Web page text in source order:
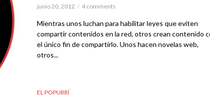
junio 20, 2012 4 comments
Mientras unos luchan para habilitar leyes que eviten
compartir contenidos en la red, otros crean contenido
el único fin de compartirlo. Unos hacen novelas web,
otros...
EL POPURRÍ